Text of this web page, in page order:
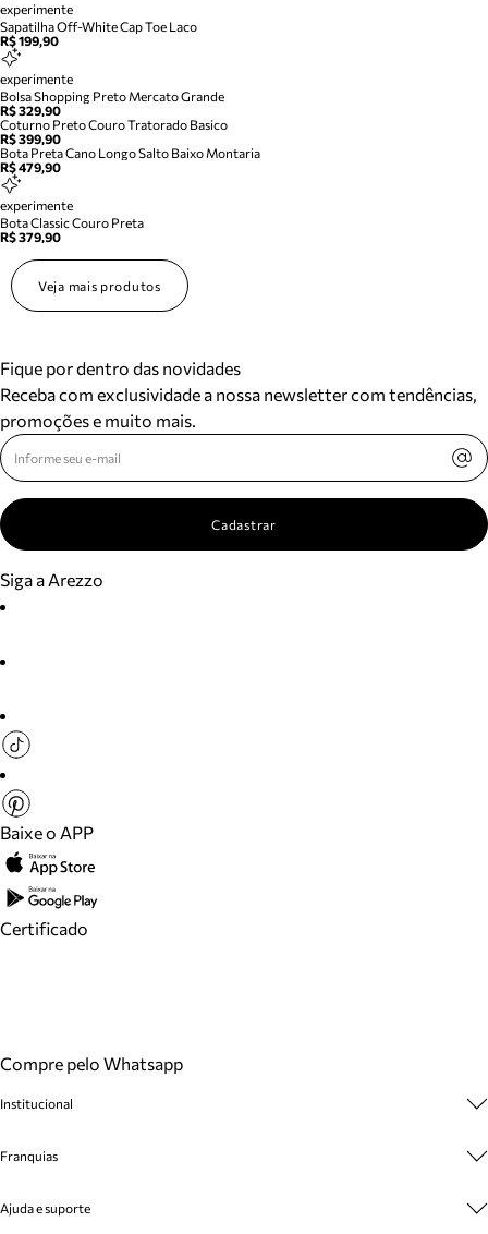
experimente
Sapatilha Off-White Cap Toe Laco
R$ 199,90
experimente
Bolsa Shopping Preto Mercato Grande
R$ 329,90
Coturno Preto Couro Tratorado Basico
R$ 399,90
Bota Preta Cano Longo Salto Baixo Montaria
R$ 479,90
experimente
Bota Classic Couro Preta
R$ 379,90
Veja mais produtos
Fique por dentro das novidades
Receba com exclusividade a nossa newsletter com tendências,
promoções e muito mais.
Cadastrar
Siga a Arezzo
Baixe o APP
Certificado
Compre pelo Whatsapp
Institucional
Cashback
Venda Corporativa
Franquias
Plano de Negócio
Ajuda e suporte